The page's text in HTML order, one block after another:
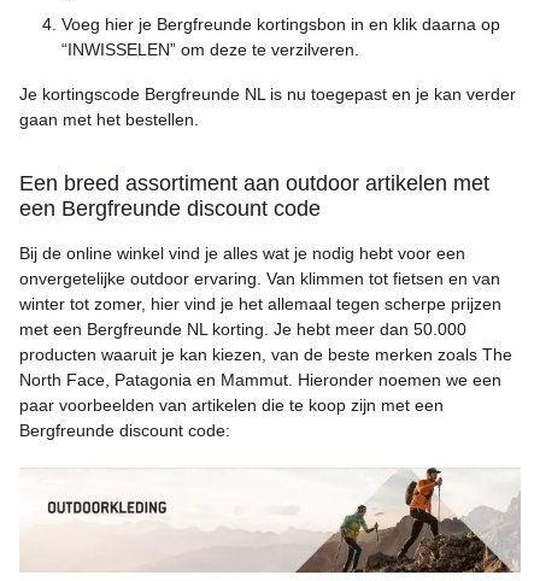
Voeg hier je Bergfreunde kortingsbon in en klik daarna op
“INWISSELEN” om deze te verzilveren.
Je kortingscode Bergfreunde NL is nu toegepast en je kan verder
gaan met het bestellen.
Een breed assortiment aan outdoor artikelen met
een Bergfreunde discount code
Bij de online winkel vind je alles wat je nodig hebt voor een
onvergetelijke outdoor ervaring. Van klimmen tot fietsen en van
winter tot zomer, hier vind je het allemaal tegen scherpe prijzen
met een Bergfreunde NL korting. Je hebt meer dan 50.000
producten waaruit je kan kiezen, van de beste merken zoals The
North Face, Patagonia en Mammut. Hieronder noemen we een
paar voorbeelden van artikelen die te koop zijn met een
Bergfreunde discount code: